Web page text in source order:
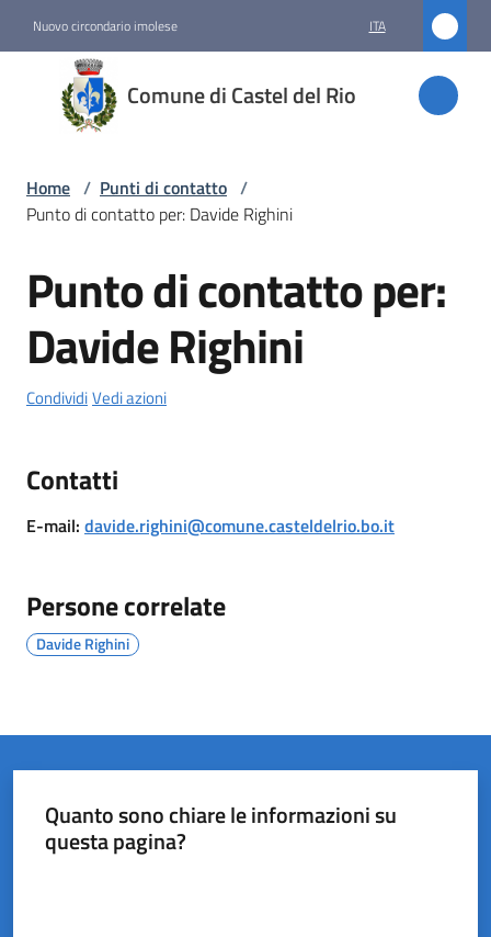
Nuovo circondario imolese ITA
Comune di Castel del Rio
Comune
di
Castel
Amministrazione
Novità
Servizi
Castel
Rio
Tutti
argomenti
Home / Punti di contatto /
Punto di contatto per: Davide Righini
Salta al contenuto
Punto di contatto per:
Davide Righini
CondividiVedi azioni
Contatti
E-mail: davide.righini@comune.casteldelrio.bo.it
Persone correlate
Davide Righini
Quanto sono chiare le informazioni su
questa pagina?